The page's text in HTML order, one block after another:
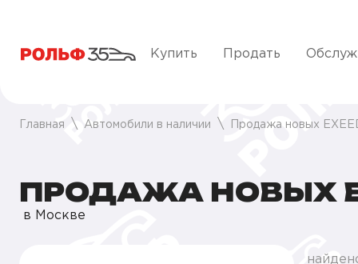
Купить Продать
Главная Автомобили в наличии Продажа новых
ПРОДАЖА НОВЫХ
в Москве